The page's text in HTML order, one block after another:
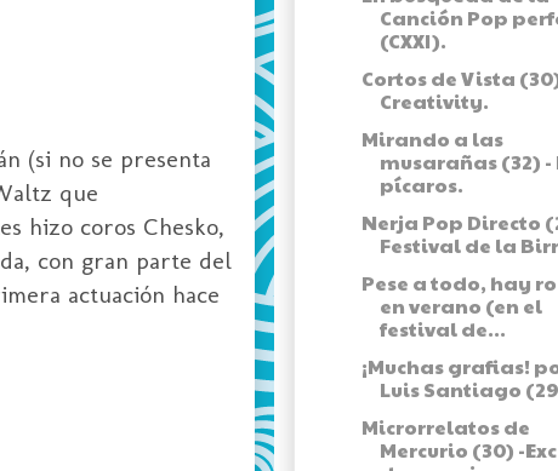
(si no se presenta
que
hizo coros Chesko,
con gran parte del
actuación hace
Canción Pop
(CXXI).
Cortos de Vista
Creativity.
Mirando a las
musarañas (32) -
pícaros.
Nerja Pop Directo
Festival de la
Pese a todo, hay
en verano (en el
festival de...
¡Muchas grafias!
Luis Santiago
Microrrelatos de
Mercurio (30) -